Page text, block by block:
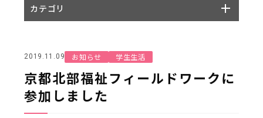
2019.11.09 お知らせ 学生生活
京都北部福祉フィールドワークに
参加しました
カテゴリ